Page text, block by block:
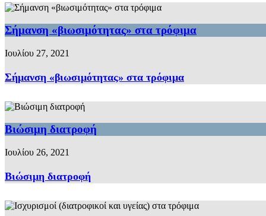
Σήμανση «βιωσιμότητας» στα τρόφιμα
Ιουλίου 27, 2021
Σήμανση «βιωσιμότητας» στα τρόφιμα
Βιώσιμη διατροφή
Ιουλίου 26, 2021
Βιώσιμη διατροφή